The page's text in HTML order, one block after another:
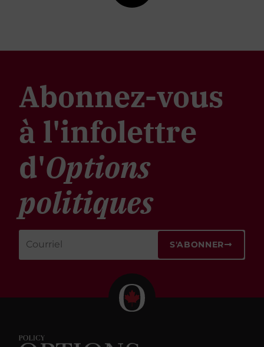
Abonnez-vous
à l'infolettre
d'Options
politiques
S'ABONNER